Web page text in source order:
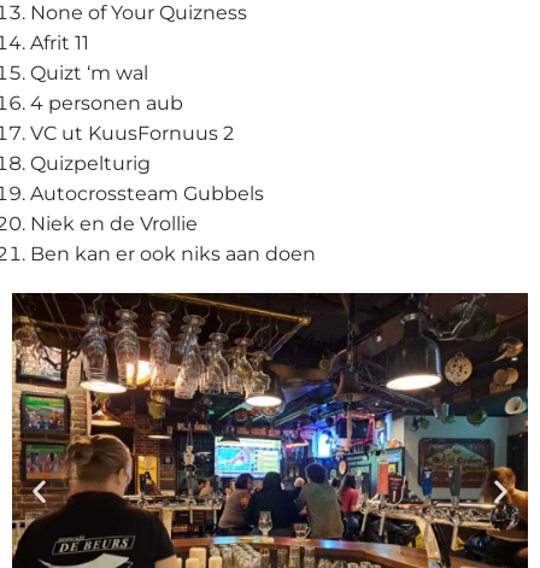
None of Your Quizness
Afrit 11
Quizt ‘m wal
4 personen aub
VC ut KuusFornuus 2
Quizpelturig
Autocrossteam Gubbels
Niek en de Vrollie
Ben kan er ook niks aan doen